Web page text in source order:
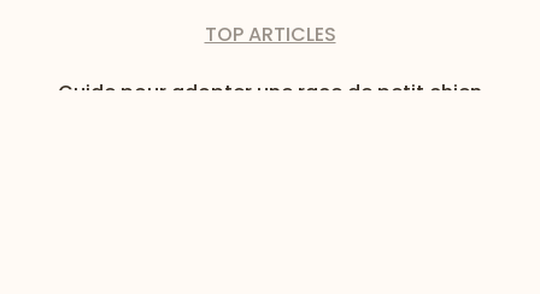
TOP ARTICLES
Guide pour adopter une race de petit chien